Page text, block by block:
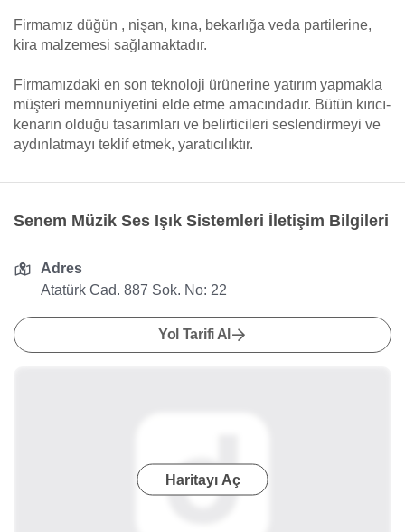
Firmamız düğün , nişan, kına, bekarlığa veda partilerine,
kira malzemesi sağlamaktadır.
Firmamızdaki en son teknoloji ürünerine yatırım yapmakla
müşteri memnuniyetini elde etme amacındadır. Bütün kırıcı-
kenarın olduğu tasarımları ve belirticileri seslendirmeyi ve
aydınlatmayı teklif etmek, yaratıcılıktır.
Senem Müzik Ses Işık Sistemleri İletişim Bilgileri
Adres
Atatürk Cad. 887 Sok. No: 22
Yol Tarifi Al
Haritayı Aç